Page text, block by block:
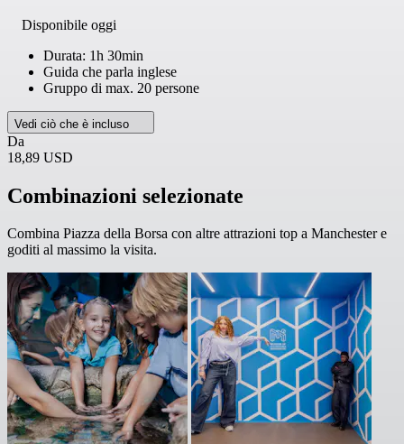
Disponibile oggi
Durata: 1h 30min
Guida che parla inglese
Gruppo di max. 20 persone
Vedi ciò che è incluso
Da
18,89 USD
Combinazioni selezionate
Combina Piazza della Borsa con altre attrazioni top a Manchester e
goditi al massimo la visita.